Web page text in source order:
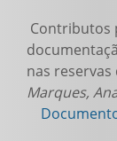
Contributos
nas reservas
Marques,